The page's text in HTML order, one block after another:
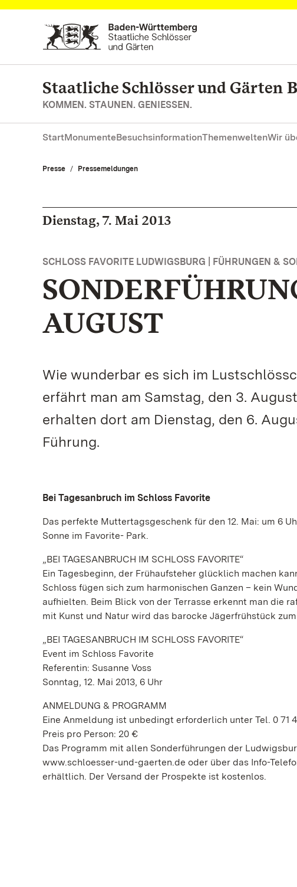
Zum Hauptinhalt springen
Staatliche Schlösser und Gärten
KOMMEN. STAUNEN. GENIESSEN.
StartMonumenteBesuchsinformationThemenweltenWir
Presse Pressemeldungen
Dienstag, 7. Mai 2013
SCHLOSS FAVORITE LUDWIGSBURG | FÜHRUNGEN &
AUGUST
Wie wunderbar es sich im
erfährt man am Samstag, den 3.
erhalten dort am Dienstag, den 6.
Führung.
Bei Tagesanbruch im Schloss Favorite
Das perfekte Muttertagsgeschenk für den 12. Mai: um 6
Sonne im Favorite- Park.
„BEI TAGESANBRUCH IM SCHLOSS FAVORITE“
Ein Tagesbeginn, der Frühaufsteher glücklich machen
Schloss fügen sich zum harmonischen Ganzen – kein
aufhielten. Beim Blick von der Terrasse erkennt man die
mit Kunst und Natur wird das barocke Jägerfrühstück
„BEI TAGESANBRUCH IM SCHLOSS FAVORITE“
Event im Schloss Favorite
Referentin: Susanne Voss
Sonntag, 12. Mai 2013, 6 Uhr
ANMELDUNG & PROGRAMM
Eine Anmeldung ist unbedingt erforderlich unter Tel. 0 71
Preis pro Person: 20 €
Das Programm mit allen Sonderführungen der
www.schloesser-und-gaerten.de oder über das Info-
erhältlich. Der Versand der Prospekte ist kostenlos.